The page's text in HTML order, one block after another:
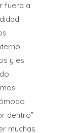
fuera a
y es
dentro”
muchas